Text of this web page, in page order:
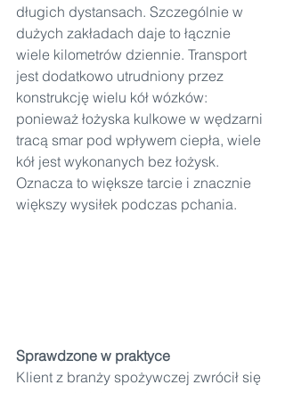
długich dystansach. Szczególnie w
dużych zakładach daje to łącznie
wiele kilometrów dziennie. Transport
jest dodatkowo utrudniony przez
konstrukcję wielu kół wózków:
ponieważ łożyska kulkowe w wędzarni
tracą smar pod wpływem ciepła, wiele
kół jest wykonanych bez łożysk.
Oznacza to większe tarcie i znacznie
większy wysiłek podczas pchania.
Sprawdzone w praktyce
Klient z branży spożywczej zwrócił się